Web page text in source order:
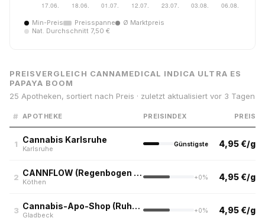
Min-Preis Preisspanne
Ø Marktpreis
Nat. Durchschnitt 7,50 €
PREISVERGLEICH CANNAMEDICAL INDICA ULTRA ES
PAPAYA BOOM
25 Apotheken, sortiert nach Preis · zuletzt aktualisiert vor 3 Tagen
# APOTHEKE PREISINDEX PREIS
1 Cannabis Karlsruhe
Karlsruhe
Günstigste 4,95 €/g
2 CANNFLOW (Regenbogen Apotheke, Köthen)
Köthen
+0% 4,95 €/g
3 Cannabis-Apo-Shop (Ruhrpott)
Gladbeck
+0% 4,95 €/g